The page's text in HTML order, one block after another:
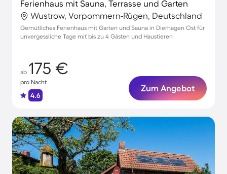
Ferienhaus mit Sauna, Terrasse und Garten
Wustrow, Vorpommern-Rügen, Deutschland
Gemütliches Ferienhaus mit Garten und Sauna in Dierhagen Ost für
unvergessliche Tage mit bis zu 4 Gästen und Haustieren
ab 175 €
pro Nacht
4.6
Zum Angebot